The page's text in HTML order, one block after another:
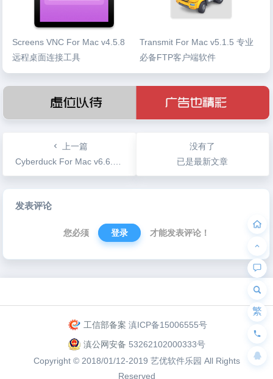
Screens VNC For Mac v4.5.8
远程桌面连接工具
Transmit For Mac v5.1.5 专业
必备FTP客户端软件
上一篇
Cyberduck For Mac v6.6.2 开源的FTP和SFTP传输软件
没有了
已是最新文章
发表评论
您必须 登录 才能发表评论！
工信部备案 滇ICP备15006555号
滇公网安备 53262102000333号
Copyright © 2018/01/12-2019 艺优软件乐园 All Rights
Reserved
繁